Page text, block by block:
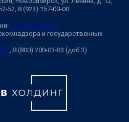
52, 8 (923) 157-00-00
ngs@shkulev.ru
и государственных
, 8 (800) 200-03-83 (доб.3)